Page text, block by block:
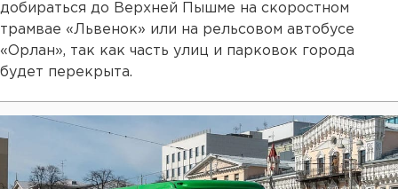
добираться до Верхней Пышме на скоростном
трамвае «Львенок» или на рельсовом автобусе
«Орлан», так как часть улиц и парковок города
будет перекрыта.